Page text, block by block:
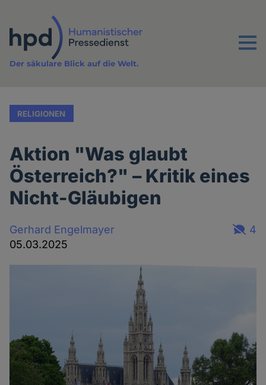
Inhalt
Menu
Der säkulare Blick auf die Welt.
RELIGIONEN
Aktion "Was glaubt
Österreich?" – Kritik eines
Nicht-Gläubigen
Gerhard Engelmayer
05.03.2025
4